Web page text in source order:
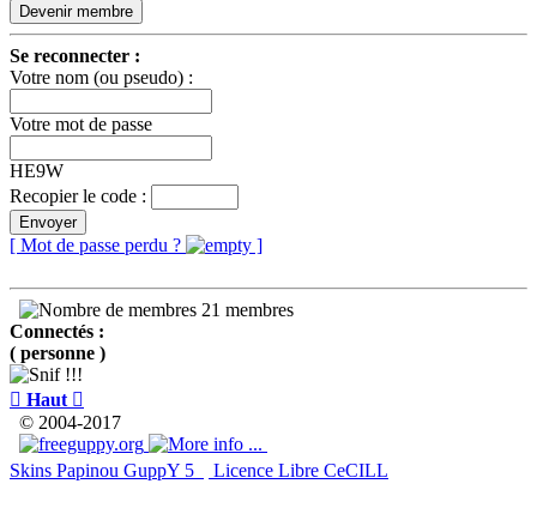
Devenir membre
Se reconnecter :
Votre nom (ou pseudo) :
Votre mot de passe
HE9W
Recopier le code :
Envoyer
[ Mot de passe perdu ? ]
21 membres
Connectés :
( personne )
 Haut 
© 2004-2017
Skins Papinou GuppY 5 Licence Libre CeCILL